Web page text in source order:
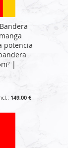
potencia
|
149,00 €